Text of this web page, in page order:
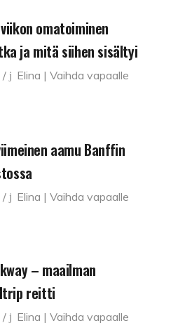
omatoiminen
ja mitä siihen sisältyi
Elina | Vaihda vapaalle
aamu Banffin
Elina | Vaihda vapaalle
– maailman
reitti
Elina | Vaihda vapaalle